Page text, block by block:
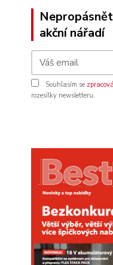
akční nářadí
Souhlasím se
rozesílky newsletteru.